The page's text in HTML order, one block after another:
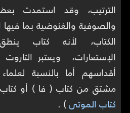
الترتيب، وقد استمدت
والصوفية والغنوضية بما فيها
الكتاب، لأنه كتاب
الإستعارات، ويعتبر
أقداسهم أما بالنسبة
مشتق من كتاب ( فا ) أو كتاب
كتاب الموتى) .